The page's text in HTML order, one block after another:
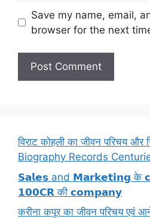
Save my name, email,
browser for the next
विराट कोहली का जीवन परिचय
Biography Records
𝗦𝗮𝗹𝗲𝘀 and 𝗠𝗮𝗿𝗸𝗲𝘁𝗶𝗻𝗴 के
𝟭𝟬𝟬𝗖𝗥 की 𝗰𝗼𝗺𝗽𝗮𝗻𝘆
करीना कपूर का जीवन परिचय एवं